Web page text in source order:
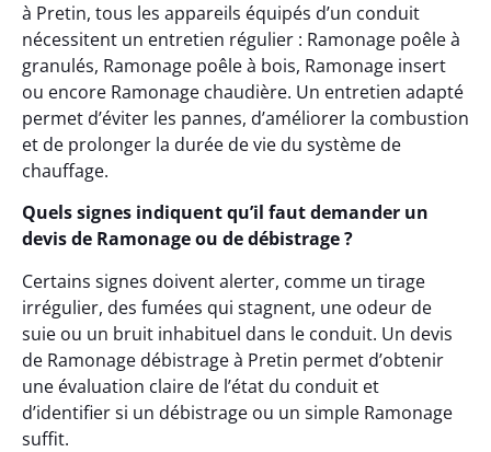
à Pretin, tous les appareils équipés d’un conduit
nécessitent un entretien régulier : Ramonage poêle à
granulés, Ramonage poêle à bois, Ramonage insert
ou encore Ramonage chaudière. Un entretien adapté
permet d’éviter les pannes, d’améliorer la combustion
et de prolonger la durée de vie du système de
chauffage.
Quels signes indiquent qu’il faut demander un
devis de Ramonage ou de débistrage ?
Certains signes doivent alerter, comme un tirage
irrégulier, des fumées qui stagnent, une odeur de
suie ou un bruit inhabituel dans le conduit. Un devis
de Ramonage débistrage à Pretin permet d’obtenir
une évaluation claire de l’état du conduit et
d’identifier si un débistrage ou un simple Ramonage
suffit.